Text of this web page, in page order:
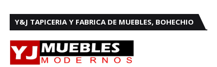
Y&J TAPICERIA Y FABRICA DE MUEBLES, BOHECHIO